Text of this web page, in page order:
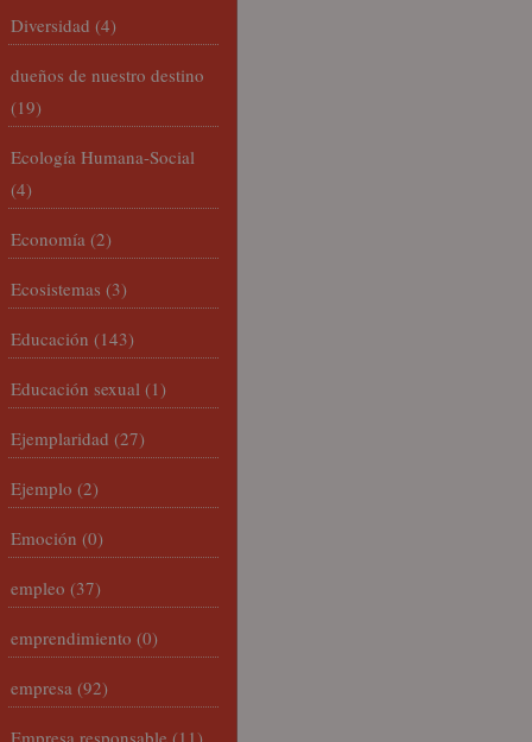
Diversidad (4)
dueños de nuestro destino
(19)
Ecología Humana-Social
(4)
Economía (2)
Ecosistemas (3)
Educación (143)
Educación sexual (1)
Ejemplaridad (27)
Ejemplo (2)
Emoción (0)
empleo (37)
emprendimiento (0)
empresa (92)
Empresa responsable (11)